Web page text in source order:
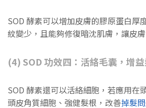
SOD 酵素可以增加皮膚的膠原蛋白厚
紋變少，且能夠修復暗沈肌膚，讓皮
(4) SOD 功效四：活絡毛囊，增
SOD 酵素還可以活絡細胞，若應用在
頭皮角質細胞、強健髮根，改善掉髮